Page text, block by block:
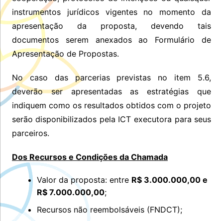
instrumentos jurídicos vigentes no momento da
apresentação da proposta, devendo tais
documentos serem anexados ao Formulário de
Apresentação de Propostas.
No caso das parcerias previstas no item 5.6,
deverão ser apresentadas as estratégias que
indiquem como os resultados obtidos com o projeto
serão disponibilizados pela ICT executora para seus
parceiros.
Dos Recursos e Condições da Chamada
Valor da proposta: entre R$ 3.000.000,00 e
R$ 7.000.000,00;
Recursos não reembolsáveis (FNDCT);